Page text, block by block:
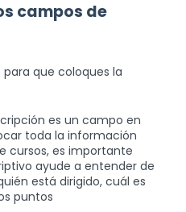
campos de
que coloques la
es un campo en
toda la información
cursos, es importante
ayude a entender de
está dirigido, cuál es
puntos